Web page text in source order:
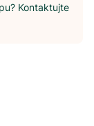
Kontaktujte